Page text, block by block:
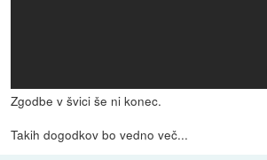
Zgodbe v švici še ni konec.
Takih dogodkov bo vedno več...